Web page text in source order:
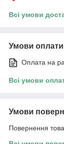
Всі умови
Умови оплати
Оплата на
Всі умови
Умови
Повернення